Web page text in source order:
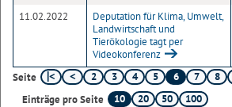
11.02.2022
Deputation für Klima, Umwelt,
Landwirtschaft und
Tierökologie tagt per
Videokonferenz
Seite 2 3 4 5 6 7 8
Einträge pro Seite
10 20 50 100